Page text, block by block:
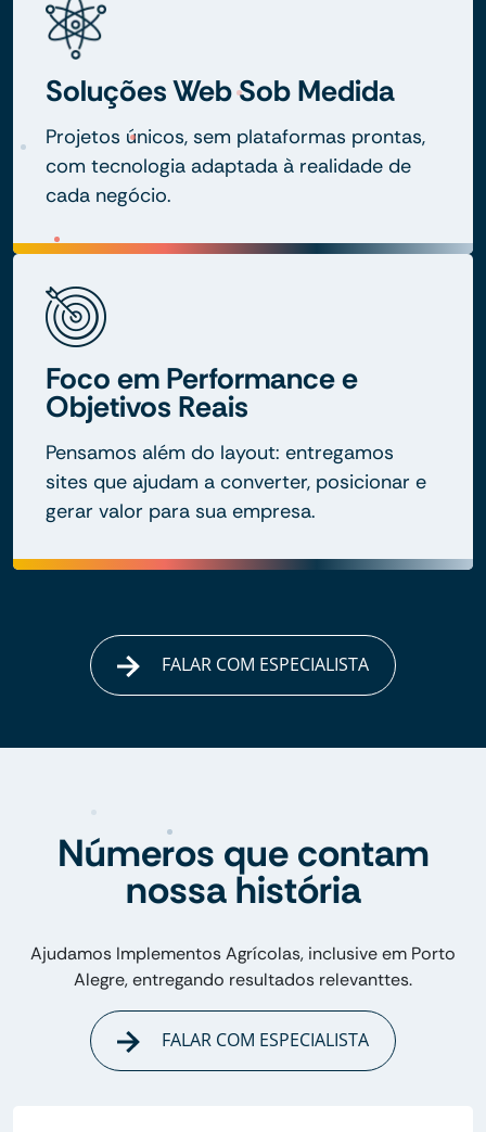
Soluções Web Sob Medida
Projetos únicos, sem plataformas prontas,
com tecnologia adaptada à realidade de
cada negócio.
Foco em Performance e
Objetivos Reais
Pensamos além do layout: entregamos
sites que ajudam a converter, posicionar e
gerar valor para sua empresa.
FALAR COM ESPECIALISTA
Números que contam
nossa história
Ajudamos Implementos Agrícolas, inclusive em Porto
Alegre, entregando resultados relevanttes.
FALAR COM ESPECIALISTA